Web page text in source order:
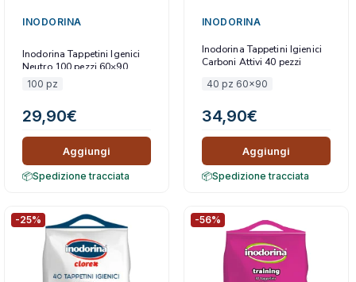
INODORINA
Inodorina Tappetini Igenici
Neutro 100 pezzi 60×90
100 pz
29,90€
Aggiungi
Spedizione tracciata
INODORINA
Inodorina Tappetini Igienici
Carboni Attivi 40 pezzi
40 pz 60x90
34,90€
Aggiungi
Spedizione tracciata
-25% -56%